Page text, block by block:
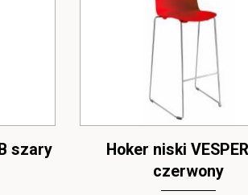
szary
Hoker niski
czerwony